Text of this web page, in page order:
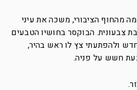
מהחוף הציבורי, משכה את עיני
צבעונית. הבוקסר בחושיו הטבעים
ולהפתעתי צץ לו ראש בהיר,
חשש על פניה.